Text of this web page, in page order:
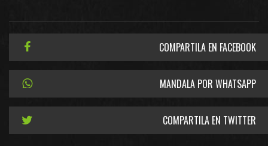
COMPARTILA EN FACEBOOK
MANDALA POR WHATSAPP
COMPARTILA EN TWITTER